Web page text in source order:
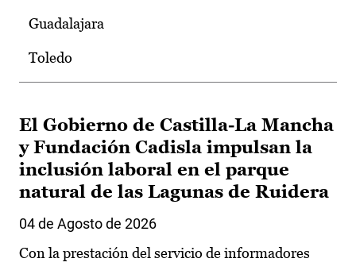
Guadalajara
Toledo
El Gobierno de Castilla-La Mancha
y Fundación Cadisla impulsan la
inclusión laboral en el parque
natural de las Lagunas de Ruidera
04 de Agosto de 2026
Con la prestación del servicio de informadores